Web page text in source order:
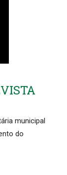
municipal
do